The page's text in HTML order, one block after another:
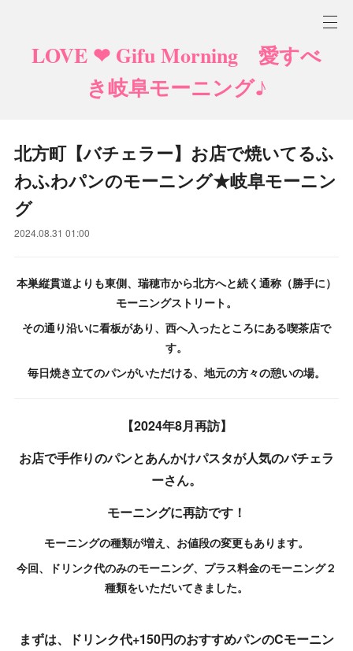
LOVE ❤ Gifu Morning 愛すべ
き岐阜モーニング♪
北方町【バチェラー】お店で焼いてるふ
わふわパンのモーニング★岐阜モーニン
グ
2024.08.31 01:00
本巣縦貫道よりも東側、瑞穂市から北方へと続く通称（勝手に）
モーニングストリート。
その通り沿いに看板があり、西へ入ったところにある喫茶店で
す。
毎日焼き立てのパンがいただける、地元の方々の憩いの場。
【2024年8月再訪】
お店で手作りのパンとあんかけパスタが人気のバチェラ
ーさん。
モーニングに再訪です！
モーニングの種類が増え、お値段の変更もあります。
今回、ドリンク代のみのモーニング、プラス料金のモーニング２
種類をいただいてきました。
まずは、ドリンク代+150円のおすすめパンのCモーニン